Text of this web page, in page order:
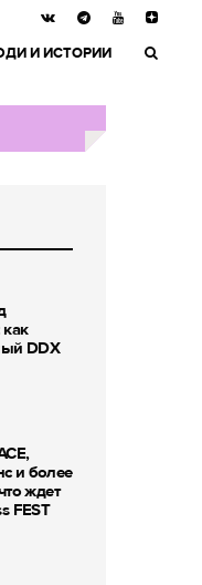
И ИСТОРИИ
DDX
и более
ждет
FEST